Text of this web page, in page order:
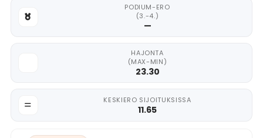
PODIUM-ERO
(3.-4.)
—
HAJONTA
(MAX-MIN)
23.30
KESKIERO SIJOITUKSISSA
11.65